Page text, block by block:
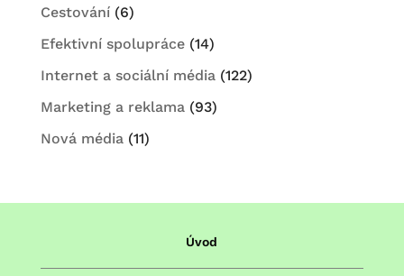
Cestování(6)
Efektivní spolupráce(14)
Internet a sociální média(122)
Marketing a reklama(93)
Nová média(11)
Úvod